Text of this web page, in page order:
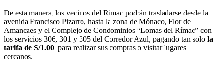
De esta manera, los vecinos del Rímac podrán trasladarse desde la
avenida Francisco Pizarro, hasta la zona de Mónaco, Flor de
Amancaes y el Complejo de Condominios “Lomas del Rímac” con
los servicios 306, 301 y 305 del Corredor Azul, pagando tan solo la
tarifa de S/1.00, para realizar sus compras o visitar lugares
cercanos.